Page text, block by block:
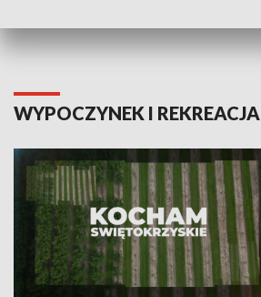
WYPOCZYNEK I REKREACJA